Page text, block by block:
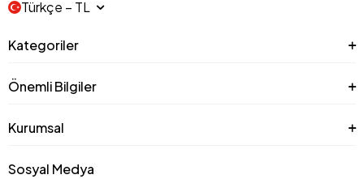
Türkçe − TL
Kategoriler
Önemli Bilgiler
Kurumsal
Sosyal Medya